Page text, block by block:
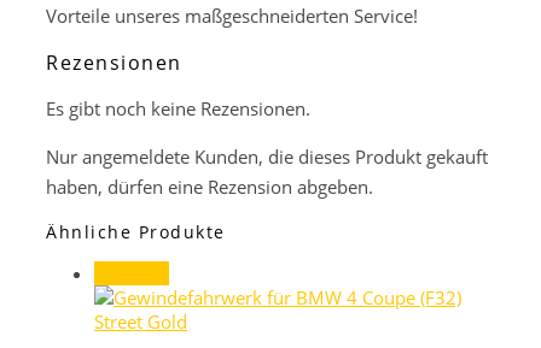
Vorteile unseres maßgeschneiderten Service!
Rezensionen
Es gibt noch keine Rezensionen.
Nur angemeldete Kunden, die dieses Produkt gekauft
haben, dürfen eine Rezension abgeben.
Ähnliche Produkte